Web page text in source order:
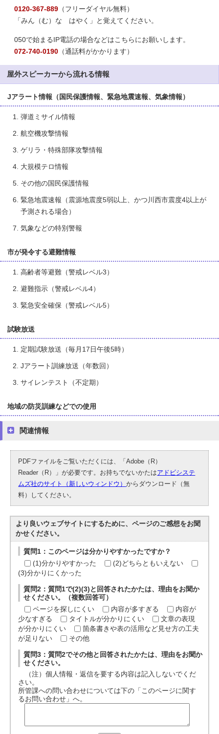
0120-367-889 （フリーダイヤル無料）
「みん（む）な はやく」と覚えてください。
050で始まるIP電話の場合などはこちらにお願いします。
072-740-0190 （通話料がかかります）
屋外スピーカーから流れる情報
Jアラート情報（国民保護情報、緊急地震速報、気象情報）
弾道ミサイル情報
航空機攻撃情報
ゲリラ・特殊部隊攻撃情報
大規模テロ情報
その他の国民保護情報
緊急地震速報（震源地震度5弱以上、かつ川西市震度4以上が
予測される場合）
気象などの特別警報
市が発令する避難情報
高齢者等避難（警戒レベル3）
避難指示（警戒レベル4）
緊急安全確保（警戒レベル5）
試験放送
定期試験放送（毎月17日午後5時）
Jアラート訓練放送（年数回）
サイレンテスト（不定期）
地域の防災訓練などでの使用
関連情報
PDFファイルをご覧いただくには、「Adobe（R）
Reader（R）」が必要です。お持ちでないかたはアドビシステ
ムズ社のサイト（新しいウィンドウ）からダウンロード（無
料）してください。
より良いウェブサイトにするために、ページのご感想をお聞
かせください。
質問1：このページは分かりやすかったですか？
(1)分かりやすかった
(2)どちらともいえない
(3)分かりにくかった
質問2：質問1で(2)(3)と回答されたかたは、理由をお聞か
せください。（複数回答可）
ページを探しにくい
内容が多すぎる
内容が
少なすぎる
タイトルが分かりにくい
文章の表現
が分かりにくい
箇条書きや表の活用など見せ方の工夫
が足りない
その他
質問3：質問2でその他と回答されたかたは、理由をお聞か
せください。
（注）個人情報・返信を要する内容は記入しないでくだ
さい。
所管課への問い合わせについては下の「このページに関す
るお問い合わせ」へ。